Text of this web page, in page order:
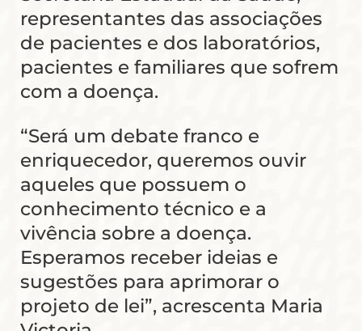
representantes das associações
de pacientes e dos laboratórios,
pacientes e familiares que sofrem
com a doença.
“Será um debate franco e
enriquecedor, queremos ouvir
aqueles que possuem o
conhecimento técnico e a
vivência sobre a doença.
Esperamos receber ideias e
sugestões para aprimorar o
projeto de lei”, acrescenta Maria